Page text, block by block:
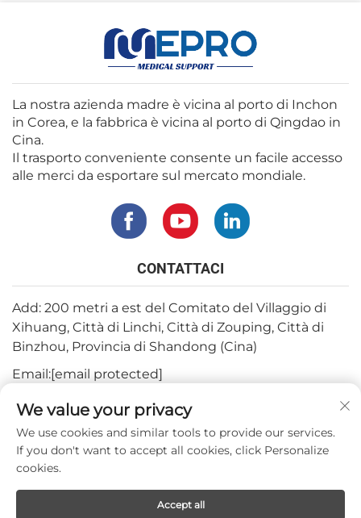
La nostra azienda madre è vicina al porto di Inchon
in Corea, e la fabbrica è vicina al porto di Qingdao in
Cina.
Il trasporto conveniente consente un facile accesso
alle merci da esportare sul mercato mondiale.
CONTATTACI
Add: 200 metri a est del Comitato del Villaggio di
Xihuang, Città di Linchi, Città di Zouping, Città di
Binzhou, Provincia di Shandong (Cina)
Email:[email protected]
Tel:+82-3180427370
Telefono:+86-15564344404
Whatsapp: +82-1022396668
Copyright © 2024 by Mepro Medical Co.,Ltd.
We value your privacy
We use cookies and similar tools to provide our services.
If you don't want to accept all cookies, click Personalize
cookies.
Accept all